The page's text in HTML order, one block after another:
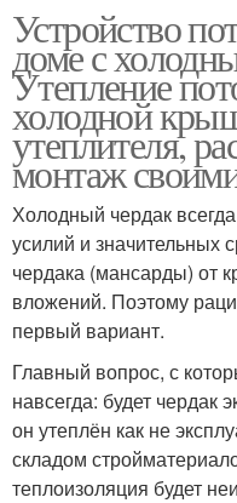
Устройство
доме с
Утепление
холодной
утеплителя,
монтаж
Холодный чердак
усилий и значительных
чердака (мансарды) от
вложений. Поэтому
первый вариант.
Главный вопрос, с
навсегда: будет чердак
он утеплён как не
складом
теплоизоляция будет